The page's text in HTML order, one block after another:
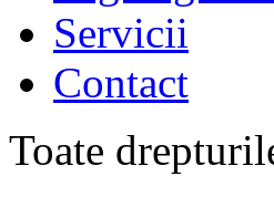
Servicii
Contact
Toate